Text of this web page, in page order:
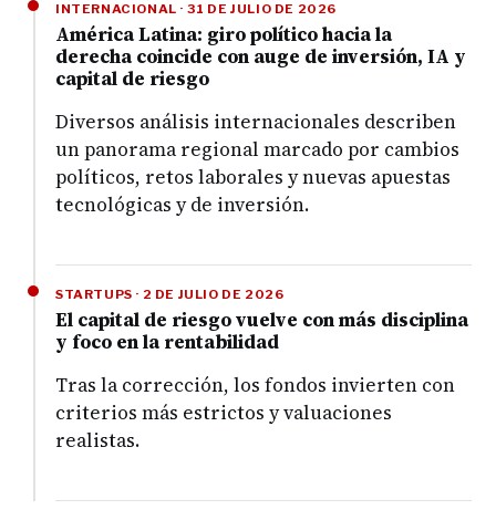
INTERNACIONAL · 31 DE JULIO DE 2026
América Latina: giro político hacia la
derecha coincide con auge de inversión, IA y
capital de riesgo
Diversos análisis internacionales describen
un panorama regional marcado por cambios
políticos, retos laborales y nuevas apuestas
tecnológicas y de inversión.
STARTUPS · 2 DE JULIO DE 2026
El capital de riesgo vuelve con más disciplina
y foco en la rentabilidad
Tras la corrección, los fondos invierten con
criterios más estrictos y valuaciones
realistas.